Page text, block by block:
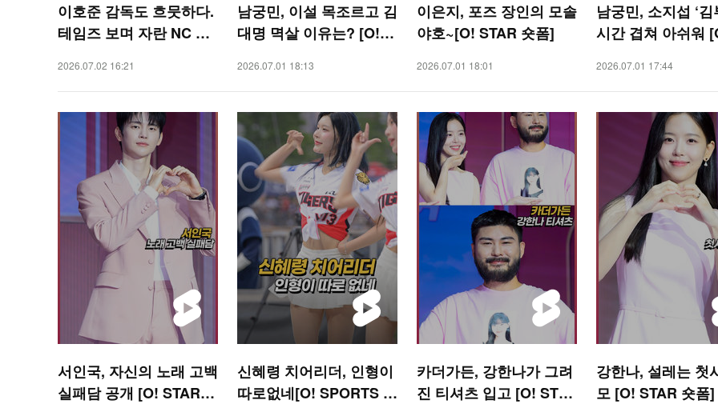
이호준 감독도 흐뭇하다.
테임즈 보며 자란 NC 블
2026.07.02 16:21
남궁민, 이설 목조르고 김
대명 멱살 이유는? [O! S
2026.07.01 18:13
이은지, 포즈 장인의 모솔
야호~[O! STAR 숏폼]
2026.07.01 18:01
남궁민, 소지섭 ‘김
시간 겹쳐 아쉬워
2026.07.01 17:44
서인국, 자신의 노래 고백
실패담 공개 [O! STAR
신혜령 치어리더, 인형이
따로없네[O! SPORTS 숏
카더가든, 강한나가 그려
진 티셔츠 입고 [O! STA
강한나, 설레는 첫
모 [O! STAR 숏폼]